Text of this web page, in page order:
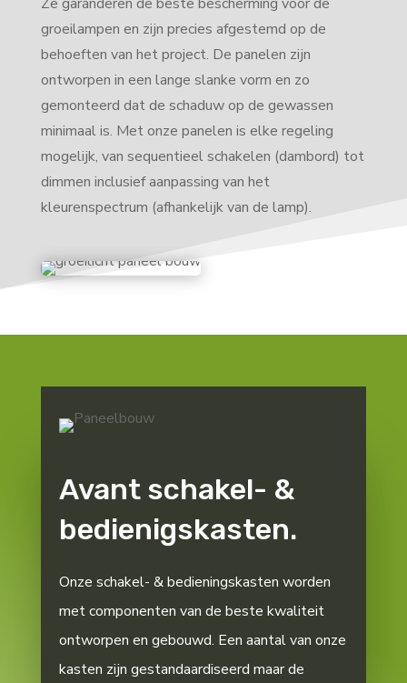
groeilampen en zijn precies afgestemd op de
behoeften van het project. De panelen zijn
ontworpen in een lange slanke vorm en zo
gemonteerd dat de schaduw op de gewassen
minimaal is. Met onze panelen is elke regeling
mogelijk, van sequentieel schakelen (dambord) tot
dimmen inclusief aanpassing van het
kleurenspectrum (afhankelijk van de lamp).
Avant schakel- &
bedienigskasten.
Onze schakel- & bedieningskasten worden
met componenten van de beste kwaliteit
ontworpen en gebouwd. Een aantal van onze
kasten zijn gestandaardiseerd maar de